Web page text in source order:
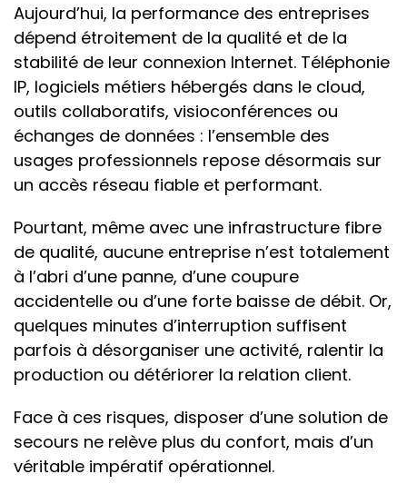
Aujourd’hui, la performance des entreprises
dépend étroitement de la qualité et de la
stabilité de leur connexion Internet. Téléphonie
IP, logiciels métiers hébergés dans le cloud,
outils collaboratifs, visioconférences ou
échanges de données : l’ensemble des
usages professionnels repose désormais sur
un accès réseau fiable et performant.
Pourtant, même avec une infrastructure fibre
de qualité, aucune entreprise n’est totalement
à l’abri d’une panne, d’une coupure
accidentelle ou d’une forte baisse de débit. Or,
quelques minutes d’interruption suffisent
parfois à désorganiser une activité, ralentir la
production ou détériorer la relation client.
Face à ces risques, disposer d’une solution de
secours ne relève plus du confort, mais d’un
véritable impératif opérationnel.